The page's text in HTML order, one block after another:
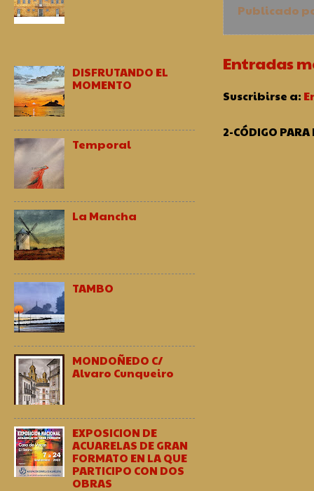
Publicado
Entradas
Suscribirse a:
2-CÓDIGO
DISFRUTANDO EL
MOMENTO
Temporal
La Mancha
TAMBO
MONDOÑEDO C/
Alvaro Cunqueiro
EXPOSICION DE
ACUARELAS DE GRAN
FORMATO EN LA QUE
PARTICIPO CON DOS
OBRAS